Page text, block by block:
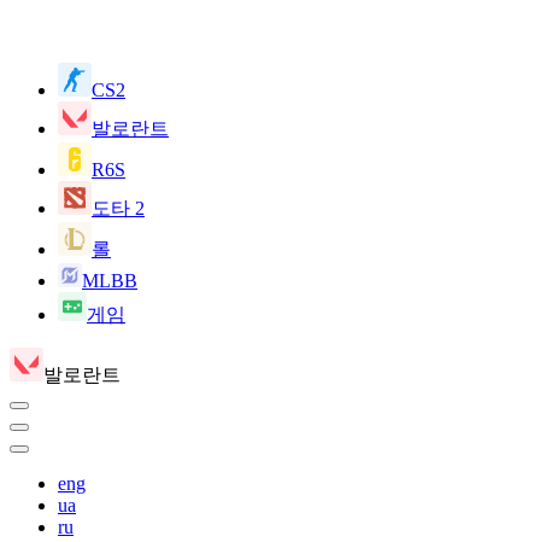
CS2
발로란트
R6S
도타 2
롤
MLBB
게임
발로란트
eng
ua
ru